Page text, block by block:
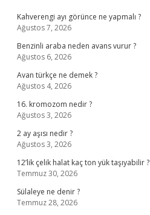
Kahverengi ayı görünce ne yapmalı ?
Ağustos 7, 2026
Benzinli araba neden avans vurur ?
Ağustos 6, 2026
Avan türkçe ne demek ?
Ağustos 4, 2026
16. kromozom nedir ?
Ağustos 3, 2026
2 ay aşısı nedir ?
Ağustos 3, 2026
12’lik çelik halat kaç ton yük taşıyabilir ?
Temmuz 30, 2026
Sülaleye ne denir ?
Temmuz 28, 2026